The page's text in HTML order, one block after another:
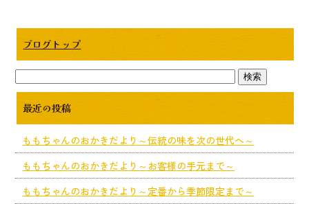
ブログトップ
最近の投稿
ももちゃんのおかきだより～伝統の味を次の世代へ～
ももちゃんのおかきだより～お客様の手元まで～
ももちゃんのおかきだより～定番から季節限定まで～